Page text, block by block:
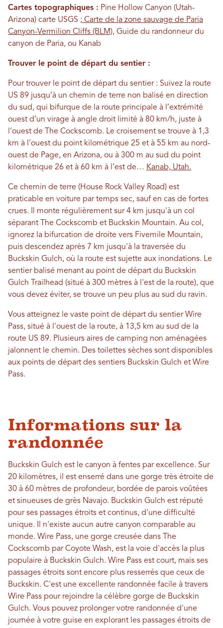
Cartes topographiques : Pine Hollow Canyon (Utah-
Arizona) carte USGS ; Carte de la zone sauvage de Paria
Canyon-Vermilion Cliffs (BLM), Guide du randonneur du
canyon de Paria, ou Kanab
Trouver le point de départ du sentier :
Pour trouver le point de départ du sentier : Suivez la route
US 89 jusqu’à un chemin de terre non balisé en direction
du sud, qui bifurque de la route principale à l’extrémité
ouest d’un virage à angle droit limité à 80 km/h, juste à
l’ouest de The Cockscomb. Le croisement se trouve à 1,3
km à l’ouest du point kilométrique 25 et à 55 km au nord-
ouest de Page, en Arizona, ou à 300 m au sud du point
kilométrique 26 et à 60 km à l’est de… Kanab, Utah.
Ce chemin de terre (House Rock Valley Road) est
praticable en voiture par temps sec, sauf en cas de fortes
crues. Il monte régulièrement sur 4 km jusqu'à un col
séparant The Cockscomb et Buckskin Mountain. Au col,
ignorez la bifurcation de droite vers Fivemile Mountain,
puis descendez après 7 km jusqu'à la traversée du
Buckskin Gulch, où la route est sujette aux inondations. Le
sentier balisé menant au point de départ du Buckskin
Gulch Trailhead (situé à 300 mètres à l'est de la route), que
vous devez éviter, se trouve un peu plus au sud du ravin.
Vous atteignez le vaste point de départ du sentier Wire
Pass, situé à l'ouest de la route, à 13,5 km au sud de la
route US 89. Plusieurs aires de camping non aménagées
jalonnent le chemin. Des toilettes sèches sont disponibles
aux points de départ des sentiers Buckskin Gulch et Wire
Pass.
Informations sur la
randonnée
Buckskin Gulch est le canyon à fentes par excellence. Sur
20 kilomètres, il est enserré dans une gorge très étroite de
30 à 60 mètres de profondeur, bordée de parois voûtées
et sinueuses de grès Navajo. Buckskin Gulch est réputé
pour ses passages étroits et continus, d'une difficulté
unique. Il n'existe aucun autre canyon comparable au
monde. Wire Pass, une gorge creusée dans The
Cockscomb par Coyote Wash, est la voie d'accès la plus
populaire à Buckskin Gulch. Wire Pass est court, mais ses
passages étroits sont encore plus resserrés que ceux de
Buckskin. C'est une excellente randonnée facile à travers
Wire Pass pour rejoindre la célèbre gorge de Buckskin
Gulch. Vous pouvez prolonger votre randonnée d'une
journée à votre guise en explorant les passages étroits de